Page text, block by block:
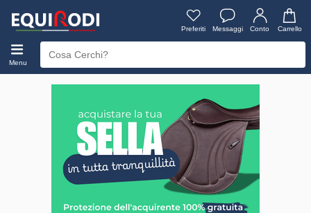
Preferiti Messaggi Conto Carrello
Menu